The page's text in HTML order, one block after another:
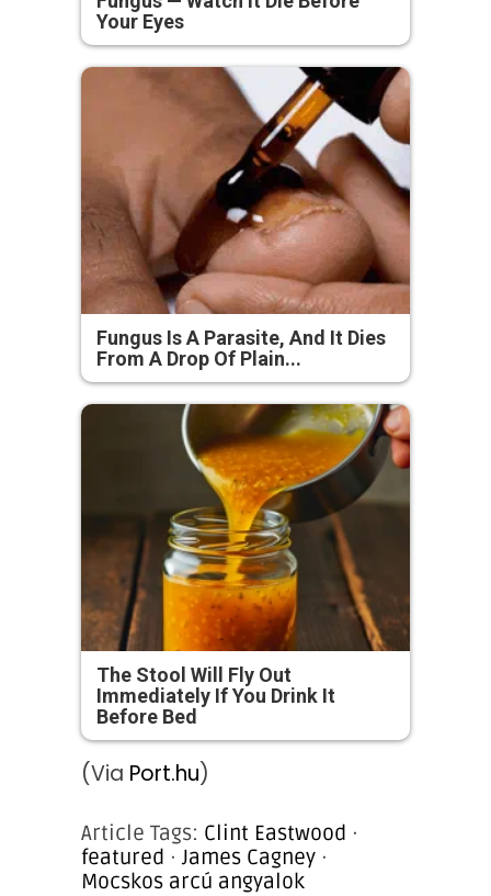
Your Eyes
Fungus Is A Parasite, And It Dies
From A Drop Of Plain...
The Stool Will Fly Out
Immediately If You Drink It
Before Bed
(Via Port.hu)
Article Tags: Clint Eastwood ·
featured · James Cagney ·
Mocskos arcú angyalok